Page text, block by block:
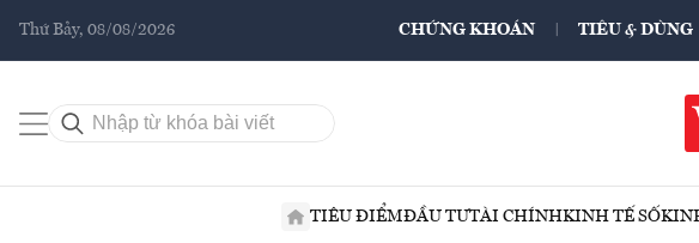
Thứ Bảy, 08/08/2026 CHỨNG KHOÁN TIÊU & DÙNG
TIÊU ĐIỂMĐẦU TƯTÀI CHÍNHKINH TẾ SỐ